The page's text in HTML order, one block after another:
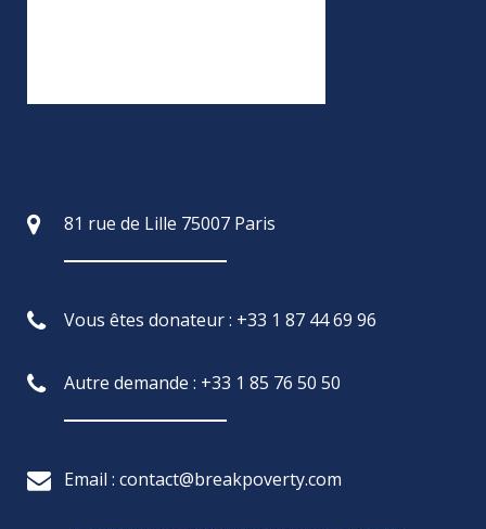
81 rue de Lille 75007 Paris
Vous êtes donateur : +33 1 87 44 69 96
Autre demande : +33 1 85 76 50 50
Email : contact@breakpoverty.com